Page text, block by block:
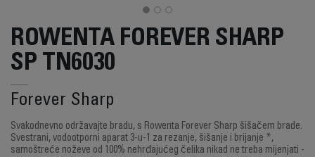
ROWENTA FOREVER SHARP
SP TN6030
Forever Sharp
Svakodnevno održavajte bradu, s Rowenta Forever Sharp šišačem brade.
Svestrani, vodootporni aparat 3-u-1 za rezanje, šišanje i brijanje *,
samoštreće noževe od 100% nehrđajućeg čelika nikad ne treba mijenjati -